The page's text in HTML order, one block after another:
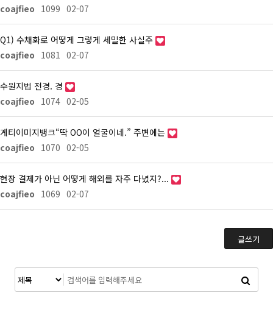
coajfieo 1099 02-07
Q1) 수채화로 어떻게 그렇게 세밀한 사실주
coajfieo 1081 02-07
수원지법 전경. 경
coajfieo 1074 02-05
게티이미지뱅크“딱 OO이 얼굴이네.” 주변에는
coajfieo 1070 02-05
현장 결제가 아닌 어떻게 해외를 자주 다녔지?...
coajfieo 1069 02-07
글쓰기